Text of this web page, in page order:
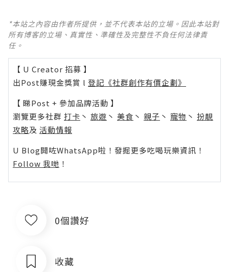
*本站之內容由作者所提供，並不代表本站的立場。因此本站對
所有博客的立場、真實性、準確性及完整性不負任何法律責
任。
【 U Creator 招募 】
出Post賺現金獎賞 l 登記《社群創作有價企劃》
【 睇Post + 參加品牌活動 】
瀏覽更多社群 打卡 丶 旅遊 丶 美食 丶 親子 丶 寵物 丶 扮靚
攻略及 活動情報
U Blog開咗WhatsApp啦！發掘更多吃喝玩樂資訊！
Follow 我哋 ！
0個讚好
收藏